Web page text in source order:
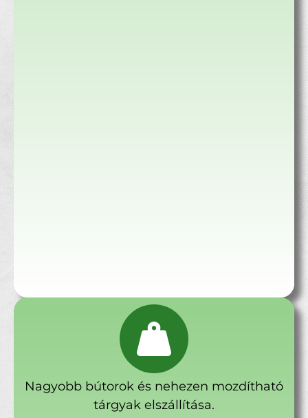
Nagyobb bútorok és nehezen mozdítható
tárgyak elszállítása.